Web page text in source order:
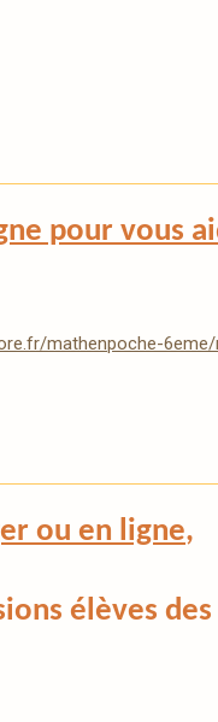
pour vous
mathenpoche-6eme/
ou en ligne,
élèves